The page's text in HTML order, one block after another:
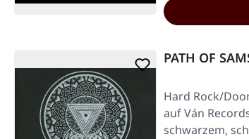
PATH OF
Hard Rock/
auf Ván
schwarzem,